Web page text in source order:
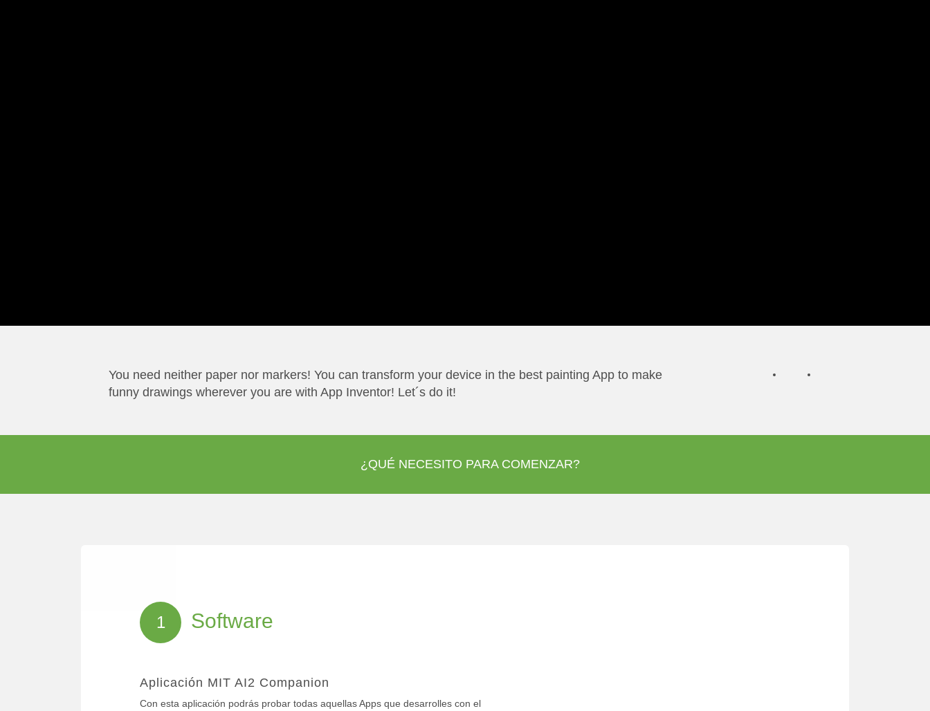
You need neither paper nor markers! You can transform your device in the best painting App to make
funny drawings wherever you are with App Inventor! Let´s do it!
¿QUÉ NECESITO PARA COMENZAR?
1 Software
Aplicación MIT AI2 Companion
Con esta aplicación podrás probar todas aquellas Apps que desarrolles con el